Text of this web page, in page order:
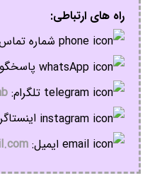
راه های ارتباطی:
شماره
تلگرام:
ایمیل: